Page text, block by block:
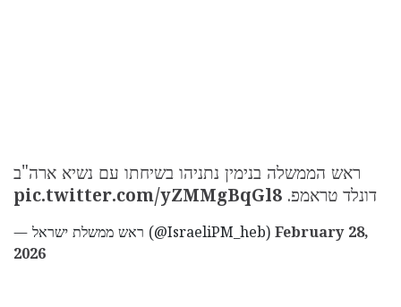
ראש הממשלה בנימין נתניהו בשיחתו עם נשיא ארה"ב
דונלד טראמפ. pic.twitter.com/yZMMgBqGl8
— ראש ממשלת ישראל (@IsraeliPM_heb) February 28,
2026